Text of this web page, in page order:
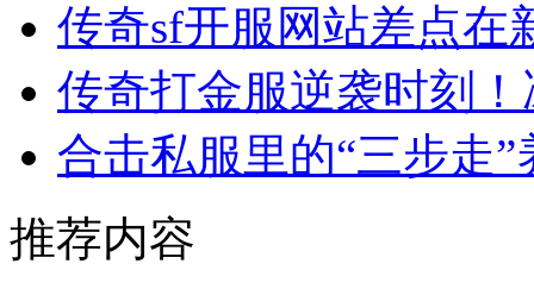
传奇sf开服网站差点在
传奇打金服逆袭时刻！
合击私服里的“三步走
推荐内容